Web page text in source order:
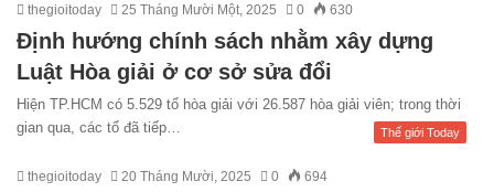
thegioitoday 25 Tháng Mười Một, 2025 0 630
Định hướng chính sách nhằm xây dựng
Luật Hòa giải ở cơ sở sửa đổi
Hiện TP.HCM có 5.529 tổ hòa giải với 26.587 hòa giải viên; trong thời
gian qua, các tổ đã tiếp…
Thế giới Today
thegioitoday 20 Tháng Mười, 2025 0 694